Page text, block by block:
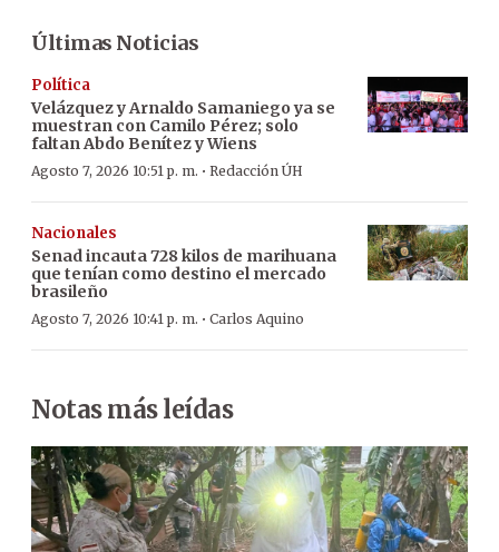
Últimas Noticias
Política
Velázquez y Arnaldo Samaniego ya se
muestran con Camilo Pérez; solo
faltan Abdo Benítez y Wiens
Agosto 7, 2026 10:51 p. m. · Redacción ÚH
Nacionales
Senad incauta 728 kilos de marihuana
que tenían como destino el mercado
brasileño
Agosto 7, 2026 10:41 p. m. · Carlos Aquino
Notas más leídas